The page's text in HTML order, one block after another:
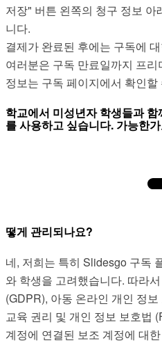
저장" 버튼 왼쪽의 청구 정보
니다.
결제가 완료된 후에는 구독에
여러분은 구독 만료일까지 프
정보는 구독 페이지에서 확인할
학교에서 미성년자 학생들과
를 사용하고 싶습니다. 가능한
떻게 관리되나요?
네, 저희는 특히 Slidesgo 구독
와 학생을 고려했습니다. 따라
(GDPR), 아동 온라인 개인 정
교육 권리 및 개인 정보 보호법
계정에 연결된 보조 계정에 대